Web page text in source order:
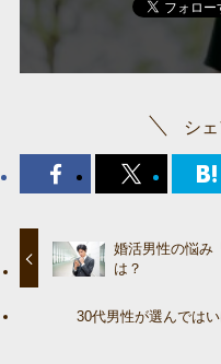
シ
婚活男性の悩み
は？
30代男性が選んでは